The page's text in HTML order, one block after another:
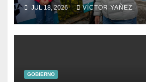
turismo en Ixtapan
JUL 18, 2026 VÍCTOR YAÑEZ
GOBIERNO